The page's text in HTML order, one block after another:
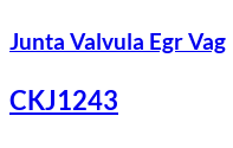
Junta Valvula Egr Vag
CKJ1243